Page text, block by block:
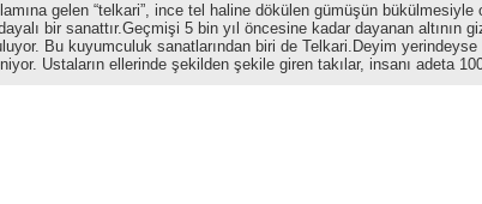
gelen “telkari”, ince tel haline dökülen gümüşün
bir sanattır.Geçmişi 5 bin yıl öncesine kadar dayanan altının
Bu kuyumculuk sanatlarından biri de Telkari.Deyim
Ustaların ellerinde şekilden şekile giren takılar, insanı adeta